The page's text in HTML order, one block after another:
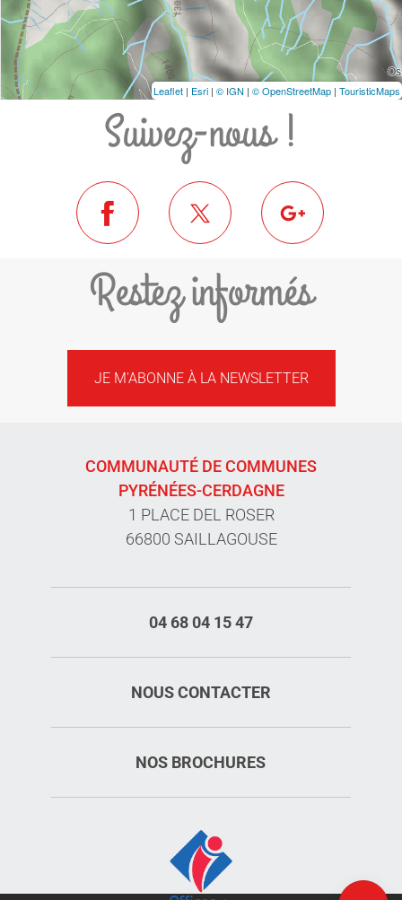
Carte
Leaflet | Esri | © IGN | © OpenStreetMap | TouristicMaps
Suivez-nous !
Restez informés
JE M'ABONNE À LA NEWSLETTER
COMMUNAUTÉ DE COMMUNES
PYRÉNÉES-CERDAGNE
1 PLACE DEL ROSER
66800 SAILLAGOUSE
04 68 04 15 47
NOUS CONTACTER
NOS BROCHURES